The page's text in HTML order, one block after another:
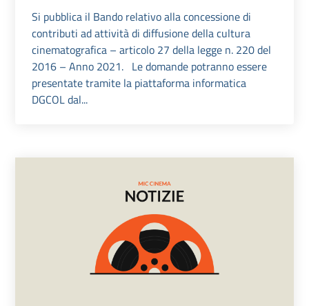
Si pubblica il Bando relativo alla concessione di
contributi ad attività di diffusione della cultura
cinematografica – articolo 27 della legge n. 220 del
2016 – Anno 2021. Le domande potranno essere
presentate tramite la piattaforma informatica
DGCOL dal...